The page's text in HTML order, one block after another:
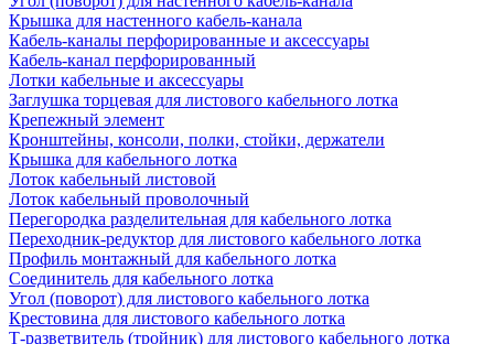
Крышка для настенного кабель-канала
Кабель-каналы перфорированные и аксессуары
Кабель-канал перфорированный
Лотки кабельные и аксессуары
Заглушка торцевая для листового кабельного лотка
Крепежный элемент
Кронштейны, консоли, полки, стойки, держатели
Крышка для кабельного лотка
Лоток кабельный листовой
Лоток кабельный проволочный
Перегородка разделительная для кабельного лотка
Переходник-редуктор для листового кабельного лотка
Профиль монтажный для кабельного лотка
Соединитель для кабельного лотка
Угол (поворот) для листового кабельного лотка
Крестовина для листового кабельного лотка
Т-разветвитель (тройник) для листового кабельного лотка